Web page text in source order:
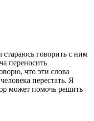
стараюсь говорить с ним
переносить
что эти слова
перестать. Я
может помочь решить